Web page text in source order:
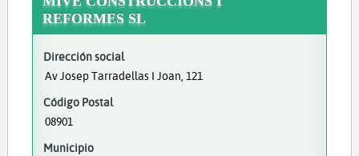
REFORMES SL
Dirección social
Av Josep Tarradellas I Joan, 121
Código Postal
08901
Municipio